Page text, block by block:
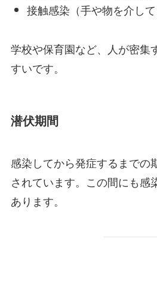
接触感染（手や物を介して
学校や保育園など、人が密集
すいです。
潜伏期間
感染してから発症するまでの
されています。この間にも感
あります。